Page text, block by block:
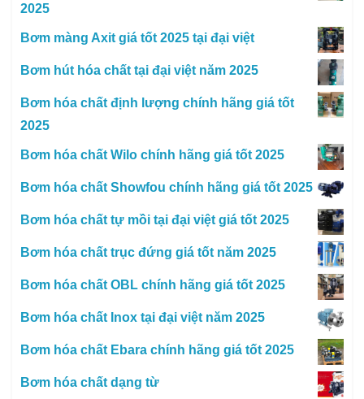
2025
Bơm màng Axit giá tốt 2025 tại đại việt
Bơm hút hóa chất tại đại việt năm 2025
Bơm hóa chất định lượng chính hãng giá tốt
2025
Bơm hóa chất Wilo chính hãng giá tốt 2025
Bơm hóa chất Showfou chính hãng giá tốt 2025
Bơm hóa chất tự mồi tại đại việt giá tốt 2025
Bơm hóa chất trục đứng giá tốt năm 2025
Bơm hóa chất OBL chính hãng giá tốt 2025
Bơm hóa chất Inox tại đại việt năm 2025
Bơm hóa chất Ebara chính hãng giá tốt 2025
Bơm hóa chất dạng từ